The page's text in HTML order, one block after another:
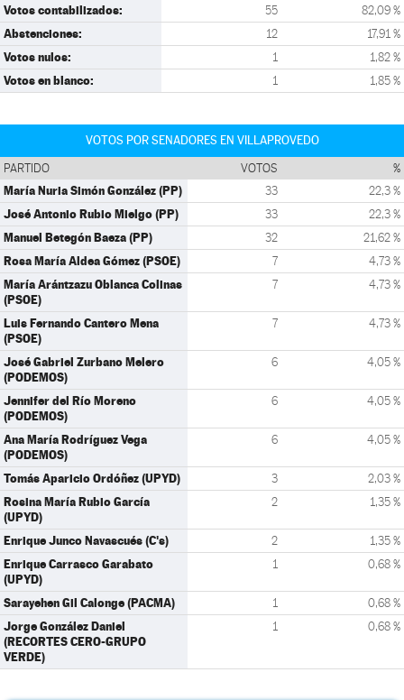
Votos contabilizados: 55 82,09 %
Abstenciones: 12 17,91 %
Votos nulos: 1 1,82 %
Votos en blanco: 1 1,85 %
VOTOS POR SENADORES EN VILLAPROVEDO
PARTIDO VOTOS %
María Nuria Simón González (PP) 33 22,3 %
José Antonio Rubio Mielgo (PP) 33 22,3 %
Manuel Betegón Baeza (PP) 32 21,62 %
Rosa María Aldea Gómez (PSOE) 7 4,73 %
María Arántzazu Oblanca Colinas
(PSOE)
7 4,73 %
Luis Fernando Cantero Mena
(PSOE)
7 4,73 %
José Gabriel Zurbano Melero
(PODEMOS)
6 4,05 %
Jennifer del Río Moreno
(PODEMOS)
6 4,05 %
Ana María Rodríguez Vega
(PODEMOS)
6 4,05 %
Tomás Aparicio Ordóñez (UPYD) 3 2,03 %
Rosina María Rubio García
(UPYD)
2 1,35 %
Enrique Junco Navascués (C's) 2 1,35 %
Enrique Carrasco Garabato
(UPYD)
1 0,68 %
Sarayehen Gil Calonge (PACMA) 1 0,68 %
Jorge González Daniel
(RECORTES CERO-GRUPO
VERDE)
1 0,68 %